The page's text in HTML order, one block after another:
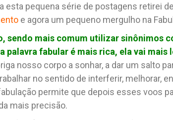
esta pequena série de postagens retirei
e agora um pequeno mergulho na
sendo mais comum utilizar sinônimos
palavra fabular é mais rica, ela vai mais
nosso corpo a sonhar, a dar um salto
no sentido de interferir, melhorar,
permite que depois esses voos
mais precisão.